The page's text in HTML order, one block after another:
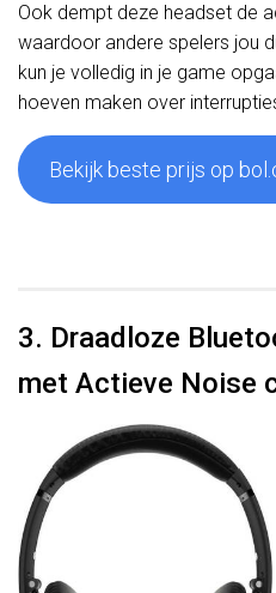
Ook dempt deze headset de
waardoor andere spelers jou
kun je volledig in je game
hoeven maken over
Bekijk beste prijs op
3. Draadloze
met Actieve Noise